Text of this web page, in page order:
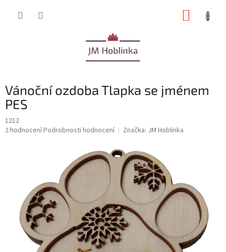
Vánoční ozdoba Tlapka se jménem
PES
1212
Průměrné
hvězdiček.
2 hodnoceníPodrobnosti hodnocení Značka: JM Hoblinka